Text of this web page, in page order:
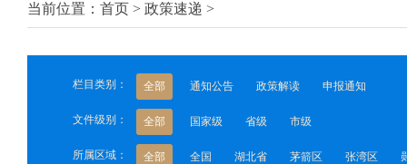
当前位置：首页 > 政策速递 >
栏目类别： 全部 通知公告 政策解读 申报通知
文件级别： 全部 国家级 省级 市级
所属区域： 全部 全国 湖北省 茅箭区 张湾区